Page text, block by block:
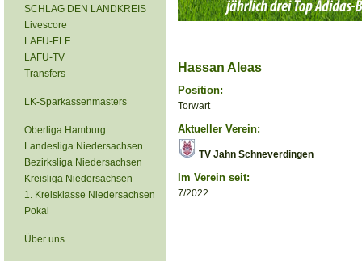
SCHLAG DEN LANDKREIS
Livescore
LAFU-ELF
LAFU-TV
Transfers
LK-Sparkassenmasters
Oberliga Hamburg
Landesliga Niedersachsen
Bezirksliga Niedersachsen
Kreisliga Niedersachsen
1. Kreisklasse Niedersachsen
Pokal
Über uns
Hassan Aleas
Position:
Torwart
Aktueller Verein:
TV Jahn Schneverdingen
Im Verein seit:
7/2022